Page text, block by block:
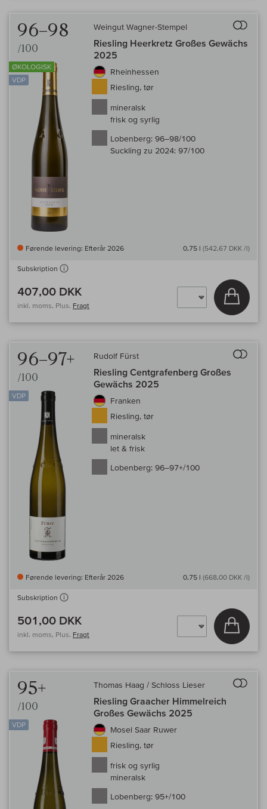
96–98
/100
ØKOLOGISK
VDP
Weingut Wagner-Stempel
Riesling Heerkretz Großes Gewächs
2025
Rheinhessen
Riesling, tør
mineralsk
frisk og syrlig
Lobenberg: 96–98/100
Suckling zu 2024: 97/100
Førende levering: Efterår 2026 0,75 l (542,67 DKK /l)
Subskription
407,00 DKK
inkl. moms, Plus. Fragt
Læg i
96–97+
/100
VDP
Rudolf Fürst
Riesling Centgrafenberg Großes
Gewächs 2025
Franken
Riesling, tør
mineralsk
let & frisk
Lobenberg: 96–97+/100
Førende levering: Efterår 2026 0,75 l (668,00 DKK /l)
Subskription
501,00 DKK
inkl. moms, Plus. Fragt
Læg i
95+
/100
VDP
Thomas Haag / Schloss Lieser
Riesling Graacher Himmelreich
Großes Gewächs 2025
Mosel Saar Ruwer
Riesling, tør
frisk og syrlig
mineralsk
Lobenberg: 95+/100